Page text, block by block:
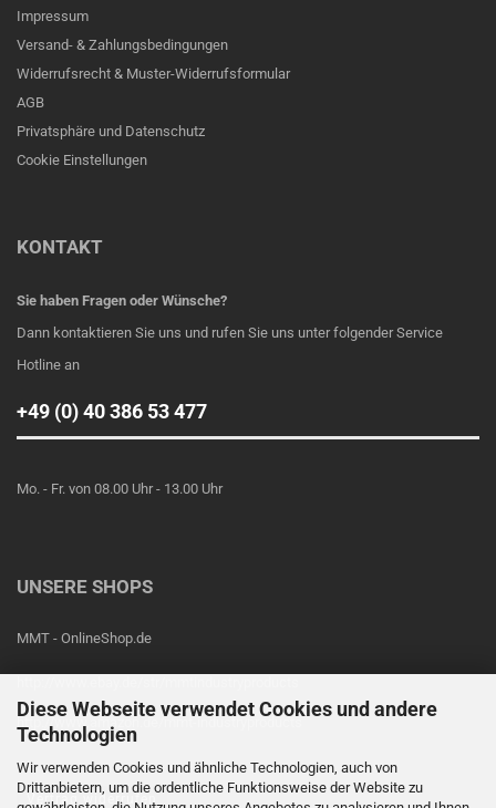
Diese Webseite verwendet Cookies und andere
Technologien
Wir verwenden Cookies und ähnliche Technologien, auch von
Drittanbietern, um die ordentliche Funktionsweise der Website zu
Impressum
Versand- & Zahlungsbedingungen
Widerrufsrecht & Muster-Widerrufsformular
AGB
Privatsphäre und Datenschutz
Cookie Einstellungen
KONTAKT
Sie haben Fragen oder Wünsche?
Dann kontaktieren Sie uns und rufen Sie uns unter folgender Service
Hotline an
+49 (0) 40 386 53 477
Mo. - Fr. von 08.00 Uhr - 13.00 Uhr
UNSERE SHOPS
MMT - OnlineShop.de
http://www.amazon.de/mmt-industryproducts
Vertrag widerrufen